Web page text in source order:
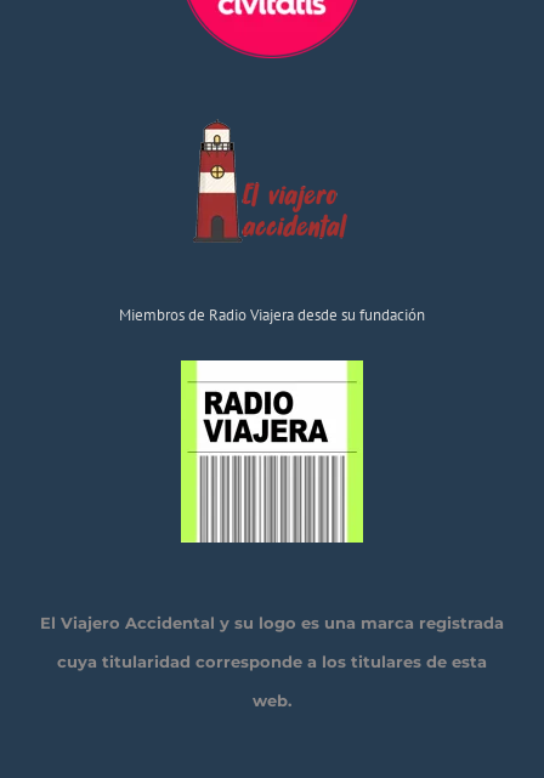
Miembros de Radio Viajera desde su fundación
El Viajero Accidental y su logo es una marca registrada
cuya titularidad corresponde a los titulares de esta
web.